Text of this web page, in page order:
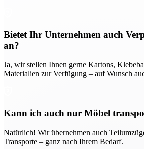
Bietet Ihr Unternehmen auch
an?
Ja, wir stellen Ihnen gerne Kartons,
Materialien zur Verfügung – auf Wunsch
Kann ich auch nur Möbel
Natürlich! Wir übernehmen auch
Transporte – ganz nach Ihrem Bedarf.